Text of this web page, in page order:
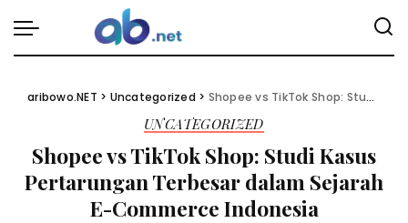
aribowo.NET > Uncategorized > Shopee vs TikTok Shop: Studi Kasus Pertarungan Terbesar dalam Sejarah E-Commerce Indonesia
UNCATEGORIZED
Shopee vs TikTok Shop: Studi Kasus
Pertarungan Terbesar dalam Sejarah
E-Commerce Indonesia